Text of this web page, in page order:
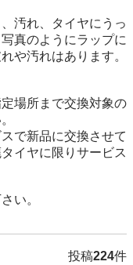
汚れ、タイヤにうっ
真のようにラップに
や汚れはあります。
場所まで交換対象の
で新品に交換させて
イヤに限りサービス
い。
投稿224件